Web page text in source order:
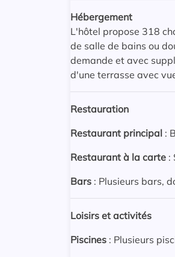
Hébergement
L'hôtel propose 318
de salle de bains ou
demande et avec
d'une terrasse avec
Restauration
Restaurant principal :
Restaurant à la carte :
Bars : Plusieurs bars,
Loisirs et activités
Piscines : Plusieurs